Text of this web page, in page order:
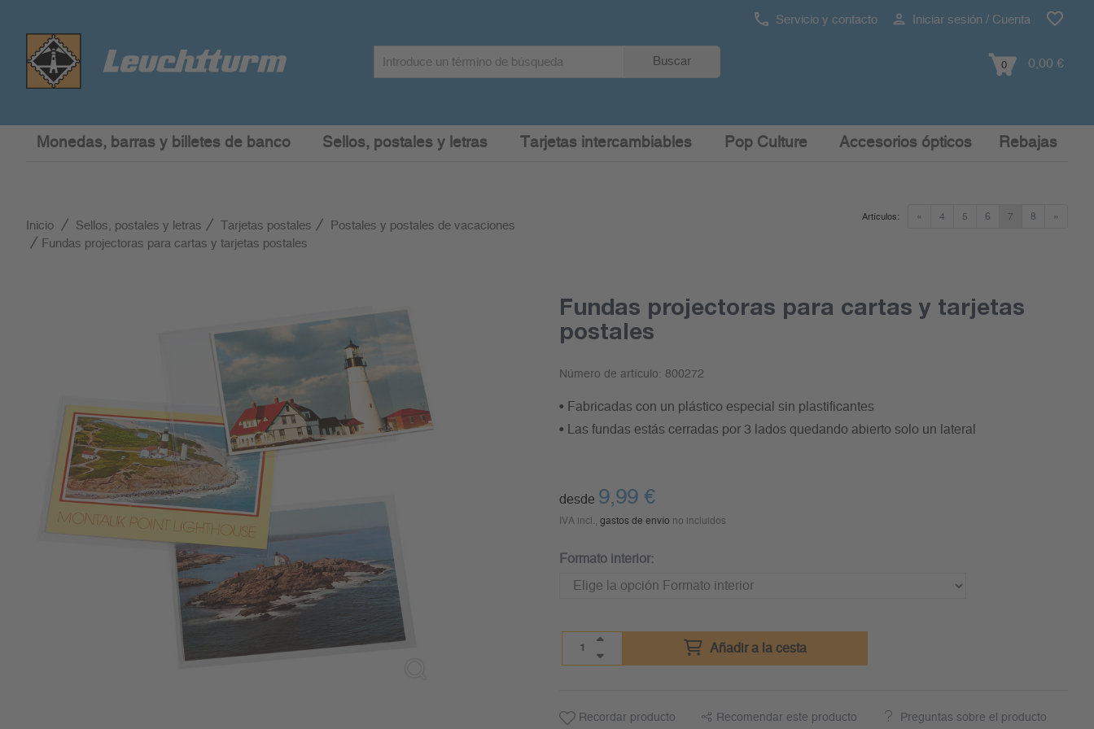
Servicio y contacto Iniciar sesión / Cuenta
Buscar 0 0,00 €
Monedas, barras y billetes de banco Sellos, postales y letras Tarjetas intercambiables Pop Culture Accesorios ópticos Rebajas
Inicio Sellos, postales y letras Tarjetas postales
Postales y postales de vacaciones
Fundas projectoras para cartas y tarjetas postales
« 4 5 6 7 8 »
Artículos:
Fundas projectoras para cartas y tarjetas
postales
Número de artículo: 800272
• Fabricadas con un plástico especial sin plastificantes
• Las fundas estás cerradas por 3 lados quedando abierto solo un lateral
desde 9,99 €
IVA incl., gastos de envío no incluidos
Formato interior:
Añadir a la cesta
Recordar producto Recomendar este producto Preguntas sobre el producto